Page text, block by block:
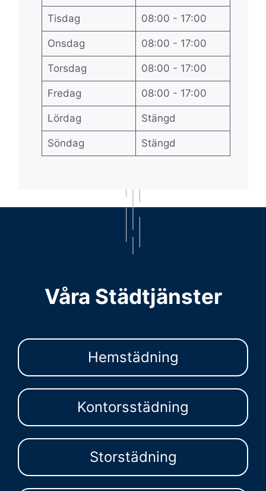
Tisdag 08:00 - 17:00
Onsdag 08:00 - 17:00
Torsdag 08:00 - 17:00
Fredag 08:00 - 17:00
Lördag Stängd
Söndag Stängd
Våra Städtjänster
Hemstädning
Kontorsstädning
Storstädning